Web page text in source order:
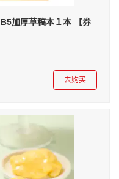
加厚草稿本１本 【券
去购买